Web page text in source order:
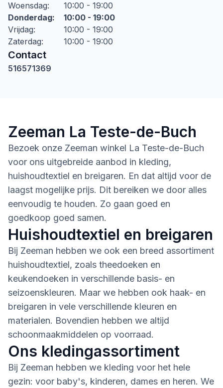
Woensdag:
10:00 - 19:00
Donderdag:
10:00 - 19:00
Vrijdag:
10:00 - 19:00
Zaterdag: 10:00 - 19:00
Contact
516571369
Zeeman La Teste-de-Buch
Bezoek onze Zeeman winkel La Teste-de-Buch
voor ons uitgebreide aanbod in kleding,
huishoudtextiel en breigaren. En dat altijd voor de
laagst mogelijke prijs. Dit bereiken we door alles
eenvoudig te houden. Zo gaan goed en
goedkoop goed samen.
Huishoudtextiel en breigaren
Bij Zeeman hebben we ook een breed assortiment
huishoudtextiel, zoals theedoeken en
keukendoeken in verschillende basis- en
seizoenskleuren. Maar we hebben ook haak- en
breigaren in vele verschillende kleuren en
materialen. Bovendien hebben we altijd
schoonmaakmiddelen op voorraad.
Ons kledingassortiment
Bij Zeeman hebben we kleding voor het hele
gezin: voor baby's, kinderen, dames en heren. We